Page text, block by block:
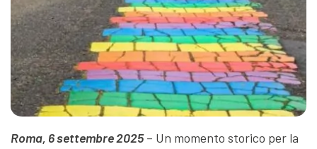
Roma, 6 settembre 2025– Un momento storico per la